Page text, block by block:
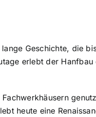
Geschichte, die
erlebt der
heute eine